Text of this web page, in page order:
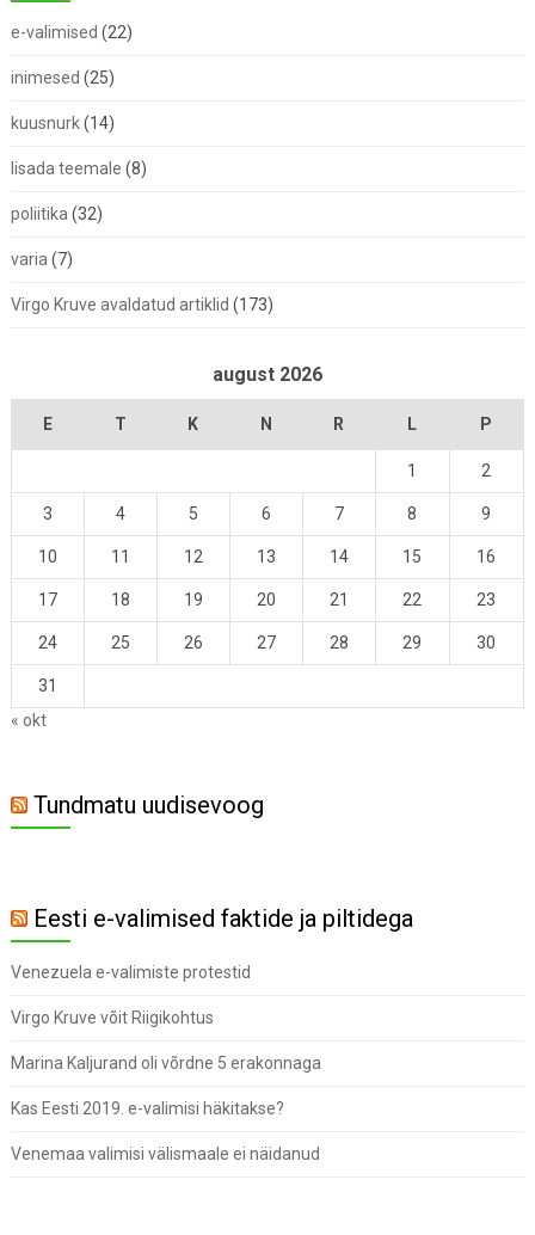
e-valimised (22)
inimesed (25)
kuusnurk(14)
lisada teemale (8)
poliitika (32)
varia (7)
Virgo Kruve avaldatud artiklid (173)
august 2026
E T K N R L P
1 2
3 4 5 6 7 8 9
10 11 12 13 14 15 16
17 18 19 20 21 22 23
24 25 26 27 28 29 30
31
« okt
Tundmatu uudisevoog
Eesti e-valimised faktide ja piltidega
Venezuela e-valimiste protestid
Virgo Kruve võit Riigikohtus
Marina Kaljurand oli võrdne 5 erakonnaga
Kas Eesti 2019. e-valimisi häkitakse?
Venemaa valimisi välismaale ei näidanud